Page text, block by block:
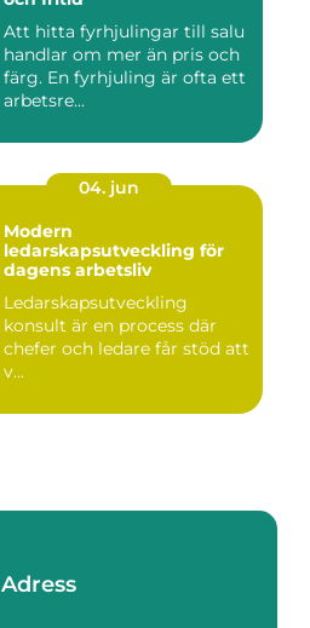
Att hitta fyrhjulingar till salu
handlar om mer än pris och
färg. En fyrhjuling är ofta ett
arbetsre...
04. jun
Modern
ledarskapsutveckling för
dagens arbetsliv
Ledarskapsutveckling
konsult är en process där
chefer och ledare får stöd att
v...
Adress